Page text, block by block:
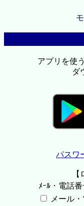
アプリを使
ダ
パスワ
ﾒｰﾙ・電話
メール